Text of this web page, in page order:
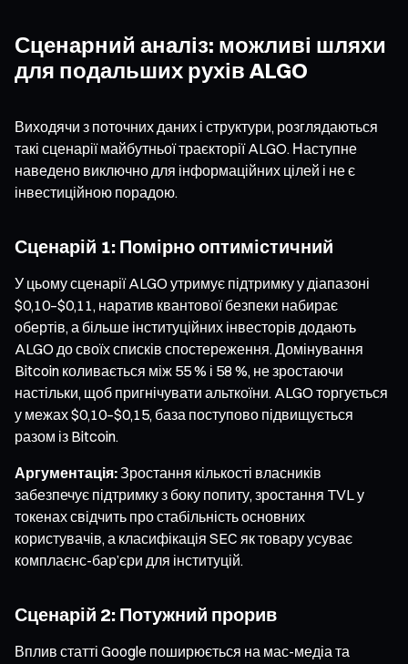
Сценарний аналіз: можливі шляхи
для подальших рухів ALGO
Виходячи з поточних даних і структури, розглядаються
такі сценарії майбутньої траєкторії ALGO. Наступне
наведено виключно для інформаційних цілей і не є
інвестиційною порадою.
Сценарій 1: Помірно оптимістичний
У цьому сценарії ALGO утримує підтримку у діапазоні
$0,10–$0,11, наратив квантової безпеки набирає
обертів, а більше інституційних інвесторів додають
ALGO до своїх списків спостереження. Домінування
Bitcoin коливається між 55 % і 58 %, не зростаючи
настільки, щоб пригнічувати альткоїни. ALGO торгується
у межах $0,10–$0,15, база поступово підвищується
разом із Bitcoin.
Аргументація:Зростання кількості власників
забезпечує підтримку з боку попиту, зростання TVL у
токенах свідчить про стабільність основних
користувачів, а класифікація SEC як товару усуває
комплаєнс-бар’єри для інституцій.
Сценарій 2: Потужний прорив
Вплив статті Google поширюється на мас-медіа та